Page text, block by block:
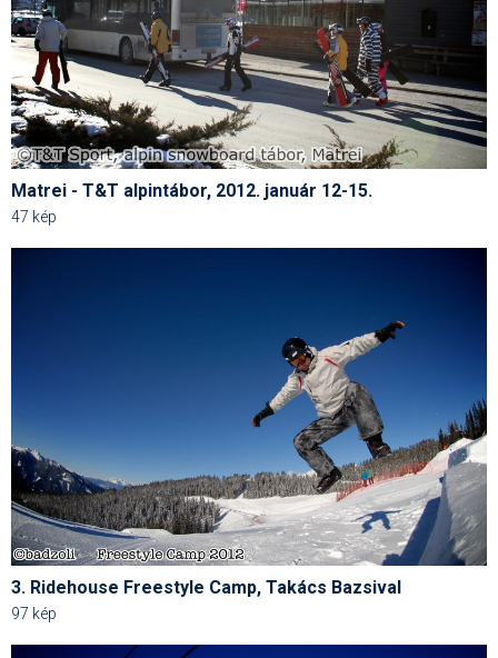
Matrei - T&T alpintábor, 2012. január 12-15.
47 kép
3. Ridehouse Freestyle Camp, Takács Bazsival
97 kép